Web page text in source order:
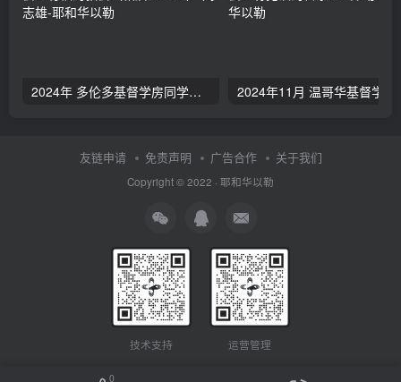
2024年 多伦多基督学房同学聚会：有福的教会（帖后1：1-5） 刘志雄
友链申请 免责声明 广告合作 关于我们
Copyright © 2022 · 耶和华以勒
技术支持 运营管理
0